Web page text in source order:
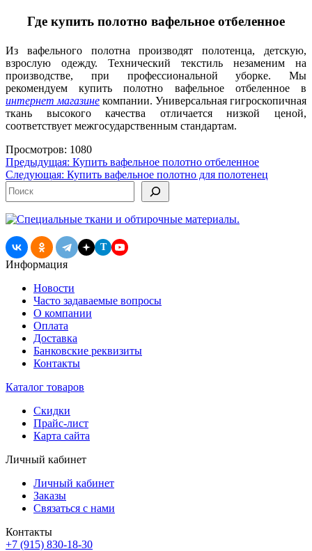
Где купить полотно вафельное отбеленное
Из вафельного полотна производят полотенца, детскую,
взрослую одежду. Технический текстиль незаменим на
производстве, при профессиональной уборке. Мы
рекомендуем купить полотно вафельное отбеленное в
интернет магазине компании. Универсальная гигроскопичная
ткань высокого качества отличается низкой ценой,
соответствует межгосударственным стандартам.
Просмотров: 1080
Навигация
по
записям
Предыдущая: Купить вафельное полотно отбеленное
Следующая: Купить вафельное полотно для полотенец
Поиск
T
Информация
Новости
Часто задаваемые вопросы
О компании
Оплата
Доставка
Банковские реквизиты
Контакты
Каталог товаров
Скидки
Прайс-лист
Карта сайта
Личный кабинет
Личный кабинет
Заказы
Связаться с нами
Контакты
+7 (915) 830-18-30